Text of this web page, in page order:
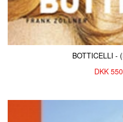
BOTTICELLI -
DKK